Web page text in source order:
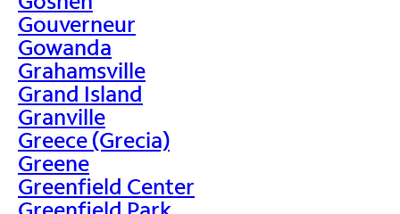
Gouverneur
Gowanda
Grahamsville
Grand Island
Granville
Greece (Grecia)
Greene
Greenfield Center